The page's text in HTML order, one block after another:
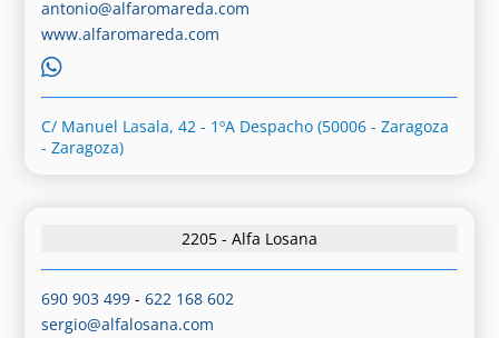
antonio@alfaromareda.com
www.alfaromareda.com
C/ Manuel Lasala, 42 - 1ºA Despacho (50006 - Zaragoza
- Zaragoza)
2205 - Alfa Losana
690 903 499 -622 168 602
sergio@alfalosana.com